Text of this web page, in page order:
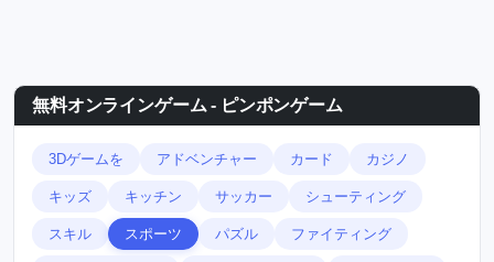
無料オンラインゲーム - ピンポンゲーム
3Dゲームを アドベンチャー カード カジノ
キッズ キッチン サッカー シューティング
スキル スポーツ パズル ファイティング